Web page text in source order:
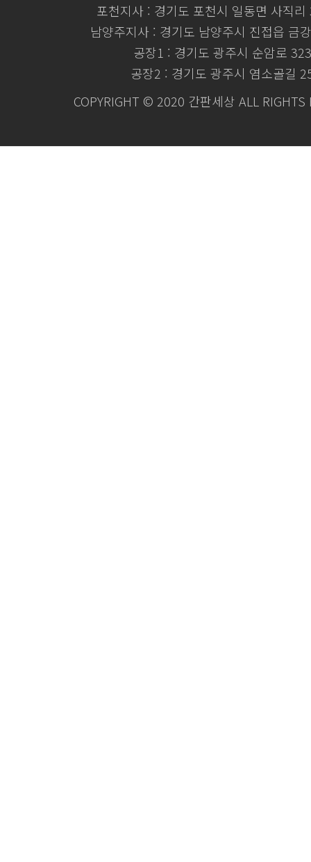
포천지사 : 경기도 포천시 일동면 사직
남양주지사 : 경기도 남양주시 진접읍 금
공장1 : 경기도 광주시 순암로 323
공장2 : 경기도 광주시 염소골길
COPYRIGHT © 2020 간판세상 ALL RIGHTS